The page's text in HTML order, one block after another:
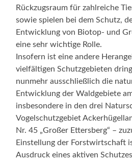
Rückzugsraum für zahlreiche
sowie spielen bei dem Schutz,
Entwicklung von Biotop- und
eine sehr wichtige Rolle.
Insofern ist eine andere
vielfältigen Schutzgebieten
nunmehr ausschließlich die
Entwicklung der Waldgebiete
insbesondere in den drei
Vogelschutzgebiet
Nr. 45 „Großer Ettersberg“ –
Einstellung der Forstwirtschaft
Ausdruck eines aktiven